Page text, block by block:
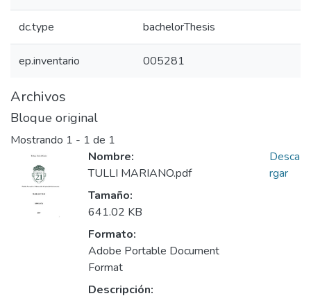
dc.type bachelorThesis
ep.inventario 005281
Archivos
Bloque original
Mostrando 1 - 1 de 1
Nombre:
TULLI MARIANO.pdf
Tamaño:
641.02 KB
Formato:
Adobe Portable Document
Format
Descripción:
Desca
rgar